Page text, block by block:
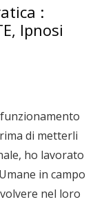
:
Ipnosi
di metterli
ho lavorato
in campo
nel loro